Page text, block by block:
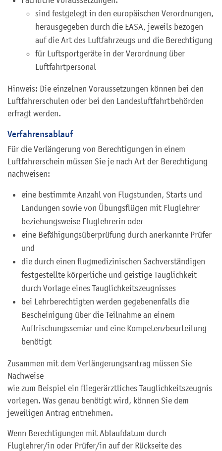
sind festgelegt in den europäischen Verordnungen,
herausgegeben durch die EASA, jeweils bezogen
auf die Art des Luftfahrzeugs und die Berechtigung
für Luftsportgeräte in der Verordnung über
Luftfahrtpersonal
Hinweis: Die einzelnen Voraussetzungen können bei den
Luftfahrerschulen oder bei den Landesluftfahrtbehörden
erfragt werden.
Verfahrensablauf
Für die Verlängerung von Berechtigungen in einem
Luftfahrerschein müssen Sie je nach Art der Berechtigung
nachweisen:
eine bestimmte Anzahl von Flugstunden, Starts und
Landungen sowie von Übungsflügen mit Fluglehrer
beziehungsweise Fluglehrerin oder
eine Befähigungsüberprüfung durch anerkannte Prüfer
und
die durch einen flugmedizinischen Sachverständigen
festgestellte körperliche und geistige Tauglichkeit
durch Vorlage eines Tauglichkeitszeugnisses
bei Lehrberechtigten werden gegebenenfalls die
Bescheinigung über die Teilnahme an einem
Auffrischungssemiar und eine Kompetenzbeurteilung
benötigt
Zusammen mit dem Verlängerungsantrag müssen Sie
Nachweise
wie zum Beispiel ein fliegerärztliches Tauglichkeitszeugnis
vorlegen. Was genau benötigt wird, können Sie dem
jeweiligen Antrag entnehmen.
Wenn Berechtigungen mit Ablaufdatum durch
Fluglehrer/in oder Prüfer/in auf der Rückseite des